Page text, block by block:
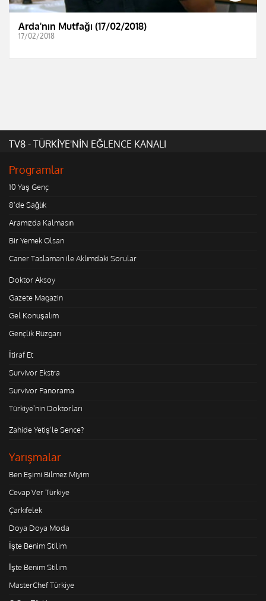
Arda'nın Mutfağı (17/02/2018)
17/02/2018
TV8 - TÜRKİYE'NİN EĞLENCE KANALI
Programlar
10 Yaş Genç
8'de Sağlık
Aramızda Kalmasın
Bir Yemek Olsan
Caner Taslaman ile Aklımdaki Sorular
Doktor Aksoy
Gazete Magazin
Gel Konuşalım
Gençlik Rüzgarı
İtiraf Et
Survivor Ekstra
Survivor Panorama
Türkiye'nin Doktorları
Zahide Yetiş'le Sence?
Yarışmalar
Ben Eşimi Bilmez Miyim
Cevap Ver Türkiye
Çarkıfelek
Doya Doya Moda
İşte Benim Stilim
İşte Benim Stilim
MasterChef Türkiye